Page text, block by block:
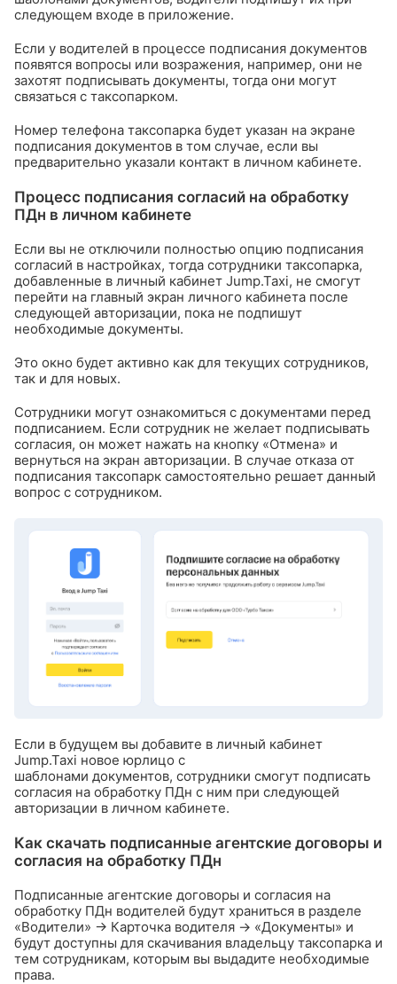
следующем входе в приложение.
Если у водителей в процессе подписания документов
появятся вопросы или возражения, например, они не
захотят подписывать документы, тогда они могут
связаться с таксопарком.
Номер телефона таксопарка будет указан на экране
подписания документов в том случае, если вы
предварительно указали контакт в личном кабинете.
Процесс подписания согласий на обработку
ПДн в личном кабинете
Если вы не отключили полностью опцию подписания
согласий в настройках, тогда сотрудники таксопарка,
добавленные в личный кабинет Jump.Taxi, не смогут
перейти на главный экран личного кабинета после
следующей авторизации, пока не подпишут
необходимые документы.
Это окно будет активно как для текущих сотрудников,
так и для новых.
Сотрудники могут ознакомиться с документами перед
подписанием. Если сотрудник не желает подписывать
согласия, он может нажать на кнопку «Отмена» и
вернуться на экран авторизации. В случае отказа от
подписания таксопарк самостоятельно решает данный
вопрос с сотрудником.
Если в будущем вы добавите в личный кабинет
Jump.Taxi новое юрлицо с
шаблонами документов, сотрудники смогут подписать
согласия на обработку ПДн с ним при следующей
авторизации в личном кабинете.
Как скачать подписанные агентские договоры и
согласия на обработку ПДн
Подписанные агентские договоры и согласия на
обработку ПДн водителей будут храниться в разделе
«Водители» → Карточка водителя → «Документы» и
будут доступны для скачивания владельцу таксопарка и
тем сотрудникам, которым вы выдадите необходимые
права.